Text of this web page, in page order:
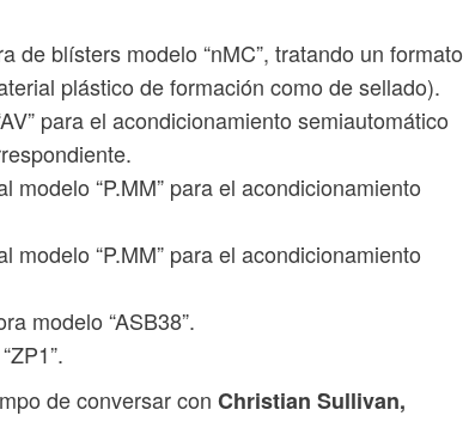
de blísters modelo “nMC”, tratando un formato
plástico de formación como de sellado).
para el acondicionamiento semiautomático
modelo “P.MM” para el acondicionamiento
modelo “P.MM” para el acondicionamiento
modelo “ASB38”.
de conversar con Christian Sullivan,